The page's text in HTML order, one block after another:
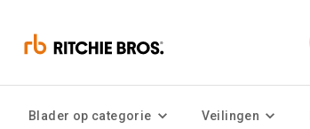
Blader op categorie Veilingen